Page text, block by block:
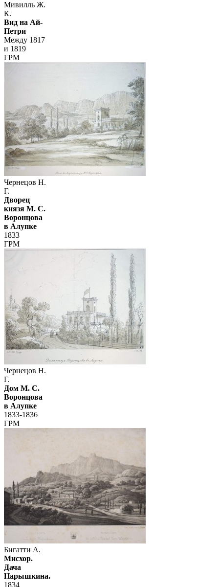
Мивилль Ж.
К.
Вид на Ай-
Петри
Между 1817
и 1819
ГРМ
Чернецов Н.
Г.
Дворец
князя М. С.
Воронцова
в Алупке
1833
ГРМ
Чернецов Н.
Г.
Дом М. С.
Воронцова
в Алупке
1833-1836
ГРМ
Бигатти А.
Мисхор.
Дача
Нарышкина.
1834